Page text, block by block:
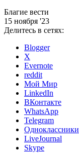
Благие вести
15 ноября '23
Делитесь в сетях:
Blogger
X
Evernote
reddit
Мой Мир
LinkedIn
ВКонтакте
WhatsApp
Telegram
Одноклассники
LiveJournal
Skype